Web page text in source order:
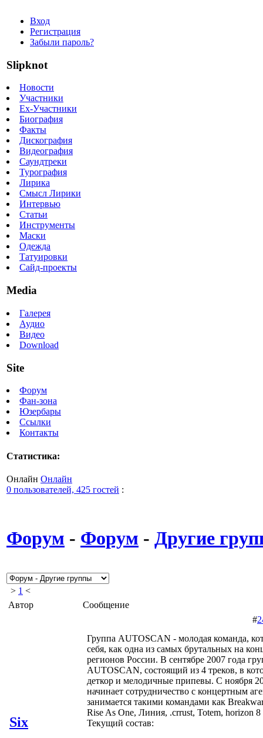
Вход
Регистрация
Забыли пароль?
Slipknot
Новости
Участники
Ex-Участники
Биография
Факты
Дискография
Видеография
Саундтреки
Турография
Лирика
Смысл Лирики
Интервью
Статьи
Инструменты
Маски
Одежда
Татуировки
Сайд-проекты
Media
Галерея
Аудио
Видео
Download
Site
Форум
Фан-зона
Юзербары
Ссылки
Контакты
Статистика:
Онлайн Онлайн
0 пользователей, 425 гостей :
Форум - Форум - Другие
> 1 <
Автор
Сообщение
Six
#
Группа AUTOSCAN - молодая команда,
себя, как одна из самых брутальных на
регионов России. В сентябре 2007 года
AUTOSCAN, состоящий из 4 треков, в
деткор и мелодичные припевы. С ноября
начинает сотрудничество с концертным
занимается такими командами как
Rise As One, Линия, .crrust, Totem, horizon
Текущий состав: